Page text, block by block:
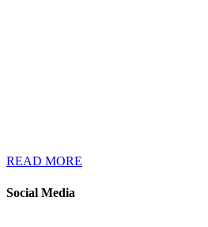
READ MORE
Social Media